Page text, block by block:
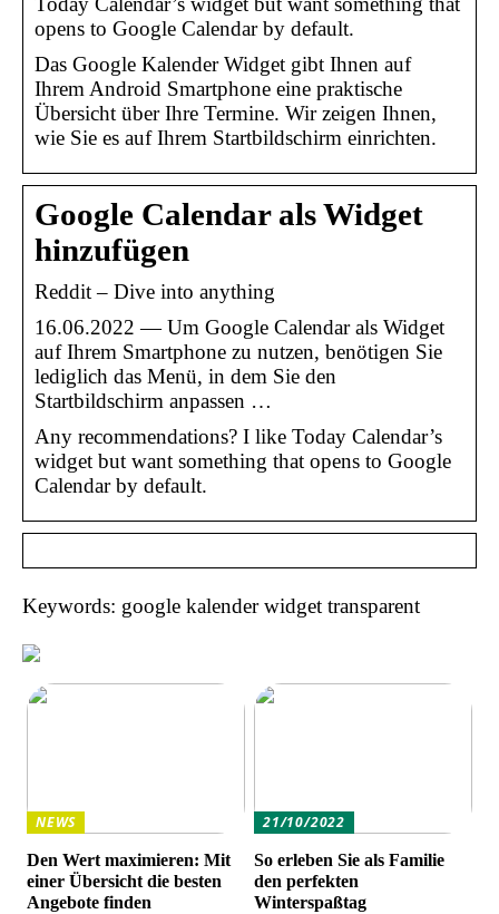
opens to Google Calendar by default.
Das Google Kalender Widget gibt Ihnen auf
Ihrem Android Smartphone eine praktische
Übersicht über Ihre Termine. Wir zeigen Ihnen,
wie Sie es auf Ihrem Startbildschirm einrichten.
Google Calendar als Widget
hinzufügen
Reddit – Dive into anything
16.06.2022 — Um Google Calendar als Widget
auf Ihrem Smartphone zu nutzen, benötigen Sie
lediglich das Menü, in dem Sie den
Startbildschirm anpassen …
Any recommendations? I like Today Calendar’s
widget but want something that opens to Google
Calendar by default.
Keywords: google kalender widget transparent
NEWS
Den Wert maximieren: Mit
einer Übersicht die besten
Angebote finden
21/10/2022
So erleben Sie als Familie
den perfekten
Winterspaßtag